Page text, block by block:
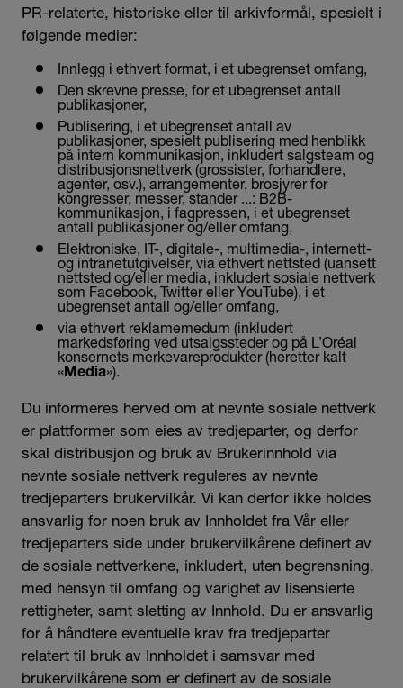
PR-relaterte, historiske eller til arkivformål, spesielt i
følgende medier:
Innlegg i ethvert format, i et ubegrenset omfang,
Den skrevne presse, for et ubegrenset antall
publikasjoner,
Publisering, i et ubegrenset antall av
publikasjoner, spesielt publisering med henblikk
på intern kommunikasjon, inkludert salgsteam og
distribusjonsnettverk (grossister, forhandlere,
agenter, osv.), arrangementer, brosjyrer for
kongresser, messer, stander ...: B2B-
kommunikasjon, i fagpressen, i et ubegrenset
antall publikasjoner og/eller omfang,
Elektroniske, IT-, digitale-, multimedia-, internett-
og intranetutgivelser, via ethvert nettsted (uansett
nettsted og/eller media, inkludert sosiale nettverk
som Facebook, Twitter eller YouTube), i et
ubegrenset antall og/eller omfang,
via ethvert reklamemedum (inkludert
markedsføring ved utsalgssteder og på L’Oréal
konsernets merkevareprodukter (heretter kalt
«Media»).
Du informeres herved om at nevnte sosiale nettverk
er plattformer som eies av tredjeparter, og derfor
skal distribusjon og bruk av Brukerinnhold via
nevnte sosiale nettverk reguleres av nevnte
tredjeparters brukervilkår. Vi kan derfor ikke holdes
ansvarlig for noen bruk av Innholdet fra Vår eller
tredjeparters side under brukervilkårene definert av
de sosiale nettverkene, inkludert, uten begrensning,
med hensyn til omfang og varighet av lisensierte
rettigheter, samt sletting av Innhold. Du er ansvarlig
for å håndtere eventuelle krav fra tredjeparter
relatert til bruk av Innholdet i samsvar med
brukervilkårene som er definert av de sosiale